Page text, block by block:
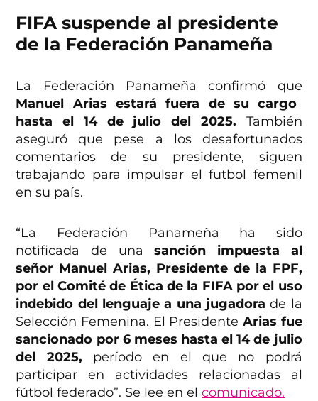
FIFA suspende al presidente
de la Federación Panameña
La Federación Panameña confirmó que
Manuel Arias estará fuera de su cargo
hasta el 14 de julio del 2025. También
aseguró que pese a los desafortunados
comentarios de su presidente, siguen
trabajando para impulsar el futbol femenil
en su país.
“La Federación Panameña ha sido
notificada de unasanción impuesta al
señor Manuel Arias, Presidente de la FPF,
por el Comité de Ética de la FIFA por el uso
indebido del lenguaje a una jugadora de la
Selección Femenina. El Presidente Arias fue
sancionado por 6 meses hasta el 14 de julio
del 2025, período en el que no podrá
participar en actividades relacionadas al
fútbol federado”. Se lee en elcomunicado.